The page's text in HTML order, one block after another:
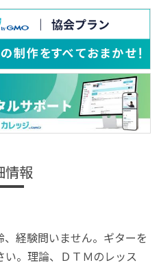
情報
経験問いません。ギターを
。理論、ＤＴＭのレッス